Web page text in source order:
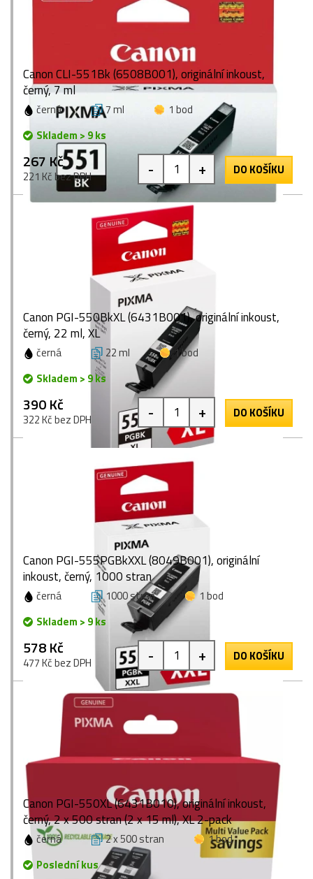
Canon CLI-551Bk (6508B001), originální inkoust,
černý, 7 ml
černá 7 ml
1 bod
Skladem > 9 ks
267 Kč
221 Kč bez DPH - + DO KOŠÍKU
Canon PGI-550BkXL (6431B001), originální inkoust,
černý, 22 ml, XL
černá 22 ml
1 bod
Skladem > 9 ks
390 Kč
322 Kč bez DPH - + DO KOŠÍKU
Canon PGI-555PGBkXXL (8049B001), originální
inkoust, černý, 1000 stran
černá 1000 stran
1 bod
Skladem > 9 ks
578 Kč
477 Kč bez DPH - + DO KOŠÍKU
Canon PGI-550XL (6431B010), originální inkoust,
černý, 2 x 500 stran (2 x 15 ml), XL 2-pack
černá 2 x 500 stran
1 bod
Poslední kus